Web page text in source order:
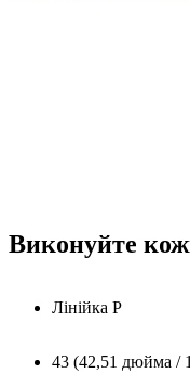
Виконуйте
Лінійка P
43 (42,51 дюйма /